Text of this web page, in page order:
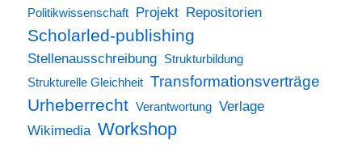
Politikwissenschaft
Projekt Repositorien
Scholarled-publishing
Stellenausschreibung
Strukturbildung
Strukturelle Gleichheit Transformationsverträge
Urheberrecht Verantwortung Verlage
Wikimedia Workshop